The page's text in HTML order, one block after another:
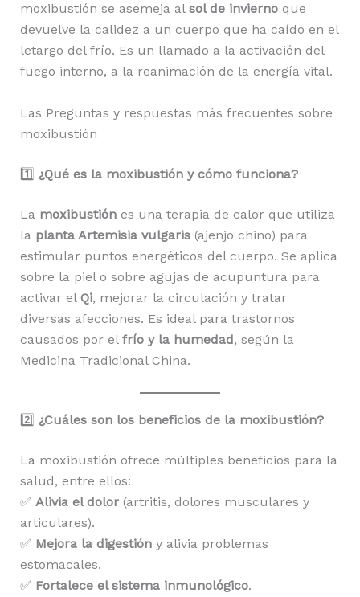
moxibustión se asemeja al sol de inviernoque
devuelve la calidez a un cuerpo que ha caído en el
letargo del frío. Es un llamado a la activación del
fuego interno, a la reanimación de la energía vital.
Las Preguntas y respuestas más frecuentes sobre
moxibustión
1️⃣ ¿Qué es la moxibustión y cómo funciona?
La moxibustiónes una terapia de calor que utiliza
la planta Artemisia vulgaris(ajenjo chino) para
estimular puntos energéticos del cuerpo. Se aplica
sobre la piel o sobre agujas de acupuntura para
activar el Qi, mejorar la circulación y tratar
diversas afecciones. Es ideal para trastornos
causados por el frío y la humedad, según la
Medicina Tradicional China.
2️⃣ ¿Cuáles son los beneficios de la moxibustión?
La moxibustión ofrece múltiples beneficios para la
salud, entre ellos:
✅ Alivia el dolor(artritis, dolores musculares y
articulares).
✅ Mejora la digestióny alivia problemas
estomacales.
✅ Fortalece el sistema inmunológico.